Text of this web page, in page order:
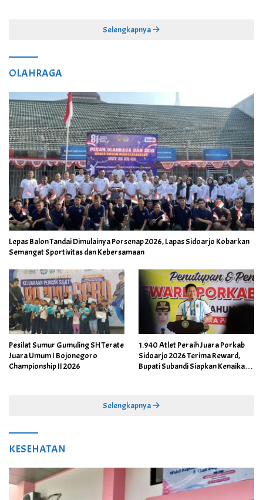
Selengkapnya
OLAHRAGA
Lepas Balon Tandai Dimulainya Porsenap 2026, Lapas Sidoarjo Kobarkan
Semangat Sportivitas dan Kebersamaan
Pesilat Sumur Gumuling SH Terate
Juara Umum I Bojonegoro
Championship II 2026
1.940 Atlet Peraih Juara Porkab
Sidoarjo 2026 Terima Reward,
Bupati Subandi Siapkan Kenaikan
Selengkapnya
KESEHATAN